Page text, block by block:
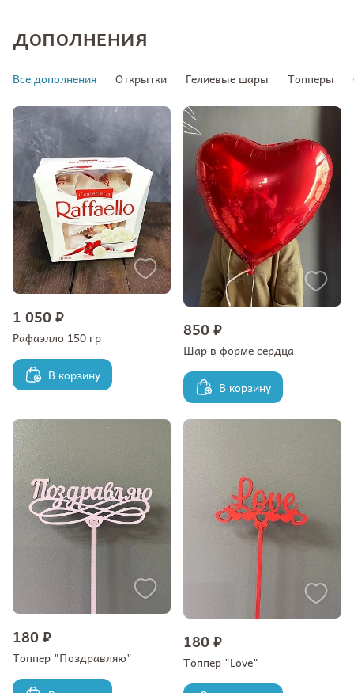
ДОПОЛНЕНИЯ
Все дополнения Открытки Гелиевые шары Топперы
1 050 ₽
Рафаэлло 150 гр
В корзину
850 ₽
Шар в форме сердца
В корзину
180 ₽
Топпер "Поздравляю"
180 ₽
Топпер "Love"